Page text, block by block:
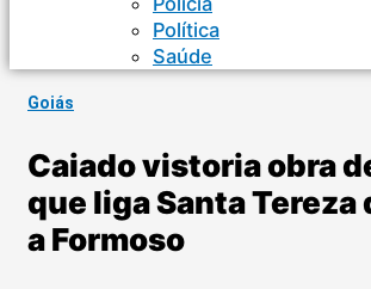
Política
Saúde
Goiás
Caiado vistoria obra
que liga Santa Tereza
a Formoso